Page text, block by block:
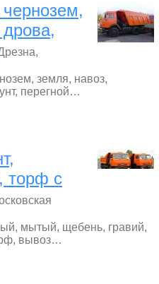
земля, навоз,
перегной…
торф с
мытый, щебень, гравий,
вывоз…